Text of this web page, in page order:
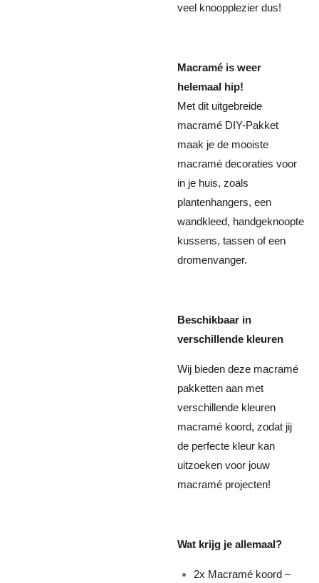
veel knoopplezier dus!
Macramé is weer
helemaal hip!
Met dit uitgebreide
macramé DIY-Pakket
maak je de mooiste
macramé decoraties voor
in je huis, zoals
plantenhangers, een
wandkleed, handgeknoopte
kussens, tassen of een
dromenvanger.
Beschikbaar in
verschillende kleuren
Wij bieden deze macramé
pakketten aan met
verschillende kleuren
macramé koord, zodat jij
de perfecte kleur kan
uitzoeken voor jouw
macramé projecten!
Wat krijg je allemaal?
2x Macramé koord –